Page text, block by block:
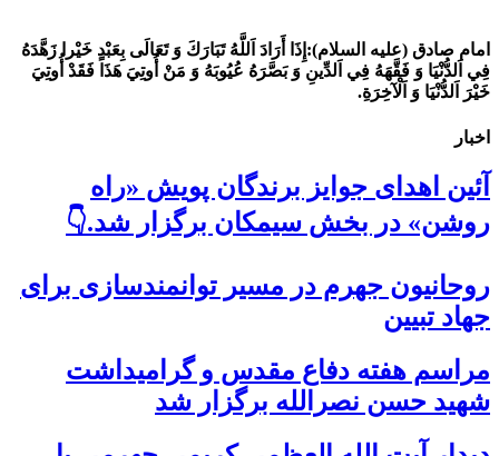
امام صادق (علیه السلام): إِذَا أَرَادَ اَللَّهُ تَبَارَكَ وَ تَعَالَى بِعَبْدٍ خَيْرا زَهَّدَهُ
فِي اَلدُّنْيَا وَ فَقَّهَهُ فِي اَلدِّينِ وَ بَصَّرَهُ عُيُوبَهُ وَ مَنْ أُوتِيَ هَذَا فَقَدْ أُوتِيَ
خَيْرَ اَلدُّنْيَا وَ اَلْآخِرَةِ.
اخبار
آئین اهدای جوایز برندگان پویش «راه
روشن» در بخش سیمکان برگزار شد.👇
روحانیون جهرم در مسیر توانمندسازی برای
جهاد تبیین
مراسم هفته دفاع مقدس و گرامیداشت
شهید حسن نصرالله برگزار شد